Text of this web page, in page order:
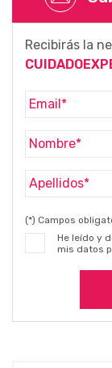
Recibirás la
(*) Campos
He leído y
mis datos